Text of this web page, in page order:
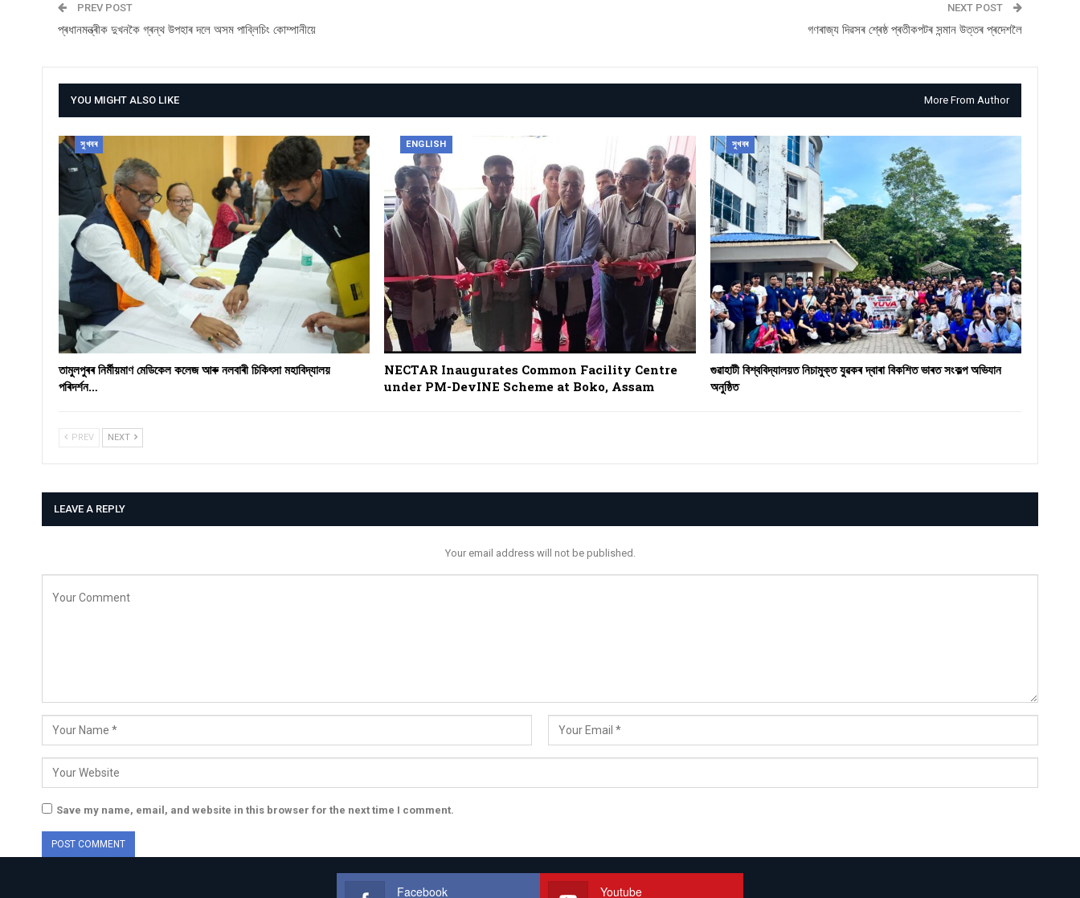
PREV POST
প্ৰধানমন্ত্ৰীক দুখনকৈ গ্ৰন্থ উপহাৰ দলে অসম পাব্লিচিং কোম্পানীয়ে
NEXT POST
গণৰাজ্য দিৱসৰ শ্ৰেষ্ঠ প্ৰতীকপটৰ সন্মান উত্তৰ প্ৰদেশলৈ
YOU MIGHT ALSO LIKE More From Author
সুখবৰ
তামুলপুৰৰ নিৰ্মীয়মাণ মেডিকেল কলেজ আৰু নলবাৰী চিকিৎসা মহাবিদ্যালয়
পৰিদৰ্শন…
ENGLISH
NECTAR Inaugurates Common Facility Centre
under PM-DevINE Scheme at Boko, Assam
সুখবৰ
গুৱাহাটী বিশ্ববিদ্যালয়ত নিচামুক্ত যুৱকৰ দ্বাৰা বিকশিত ভাৰত সংকল্প অভিযান
অনুষ্ঠিত
PREV NEXT
LEAVE A REPLY
Your email address will not be published.
Save my name, email, and website in this browser for the next time I comment.
Facebook Youtube